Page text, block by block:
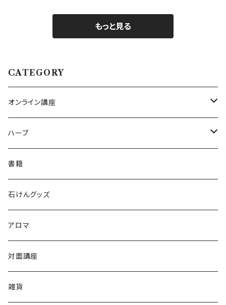
もっと見る
CATEGORY
オンライン講座
アーカイブ講座
ハーブ
クラフト
ハーブパウダー
クッキング
書籍
石けんグッズ
アロマ
対面講座
雑貨